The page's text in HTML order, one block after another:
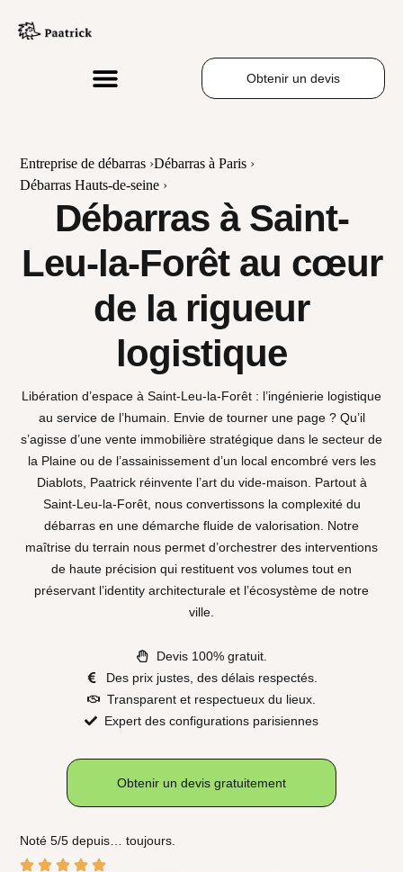
Obtenir un devis
Entreprise de débarras ›Débarras à Paris ›
Débarras Hauts-de-seine ›
Débarras à Saint-
Leu-la-Forêt au cœur
de la rigueur
logistique
Libération d’espace à Saint-Leu-la-Forêt : l’ingénierie logistique
au service de l’humain. Envie de tourner une page ? Qu’il
s’agisse d’une vente immobilière stratégique dans le secteur de
la Plaine ou de l’assainissement d’un local encombré vers les
Diablots, Paatrick réinvente l’art du vide-maison. Partout à
Saint-Leu-la-Forêt, nous convertissons la complexité du
débarras en une démarche fluide de valorisation. Notre
maîtrise du terrain nous permet d’orchestrer des interventions
de haute précision qui restituent vos volumes tout en
préservant l’identity architecturale et l’écosystème de notre
ville.
Devis 100% gratuit.
Des prix justes, des délais respectés.
Transparent et respectueux du lieux.
Expert des configurations parisiennes
Obtenir un devis gratuitement
Noté 5/5 depuis… toujours.